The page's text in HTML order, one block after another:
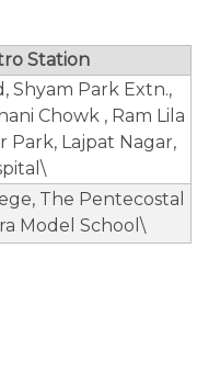
Station
Shyam Park Extn.,
Chowk , Ram Lila
Park, Lajpat Nagar,
The Pentecostal
Model School\